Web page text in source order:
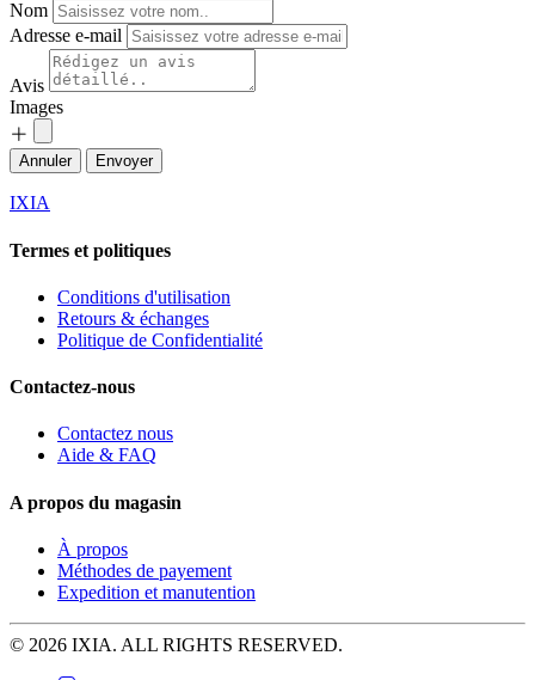
Nom
Adresse e-mail
Avis
Images
Annuler Envoyer
IXIA
Termes et politiques
Conditions d'utilisation
Retours & échanges
Politique de Confidentialité
Contactez-nous
Contactez nous
Aide & FAQ
A propos du magasin
À propos
Méthodes de payement
Expedition et manutention
© 2026 IXIA. ALL RIGHTS RESERVED.